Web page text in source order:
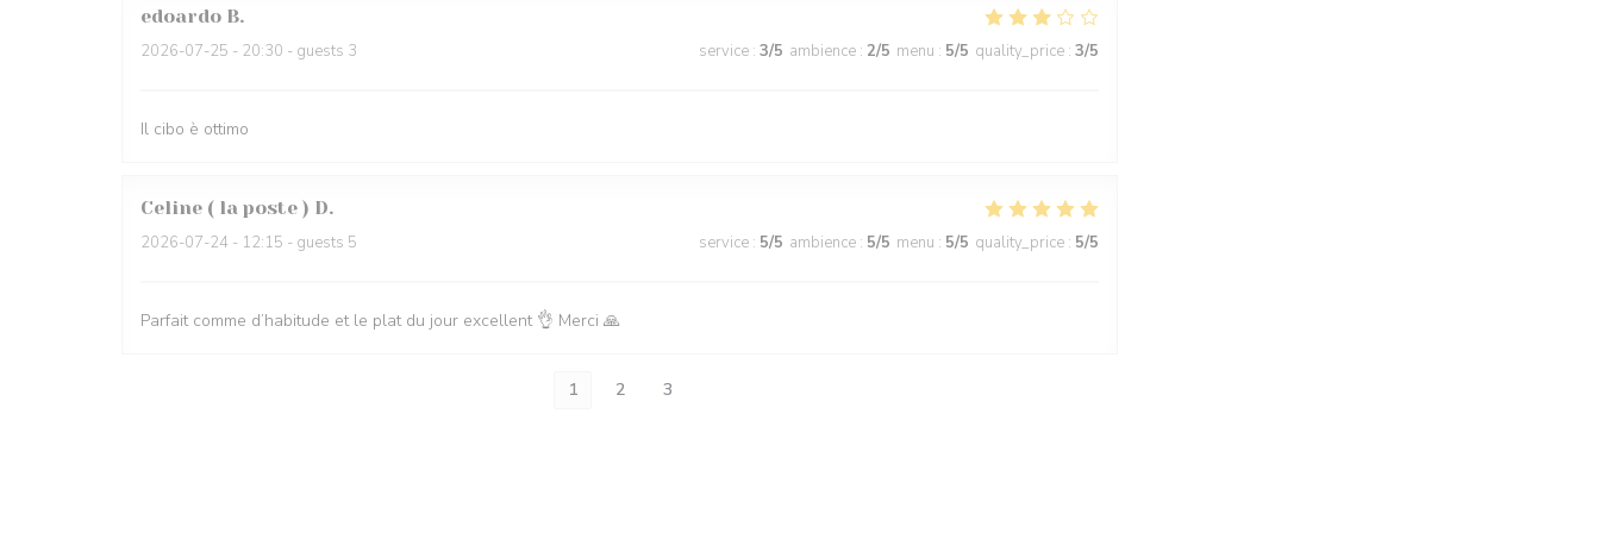
edoardo B
2026-07-25 - 20:30 - guests 3 service : 3/5 ambience : 2/5 menu : 5/5 quality_price : 3/5
Il cibo è ottimo
Celine ( la poste ) D
2026-07-24 - 12:15 - guests 5 service : 5/5 ambience : 5/5 menu : 5/5 quality_price : 5/5
Parfait comme d’habitude et le plat du jour excellent 👌 Merci 🙏
1 2 3